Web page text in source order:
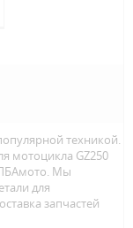
техникой.
мотоцикла GZ250
ЛБАмото. Мы
для
запчастей